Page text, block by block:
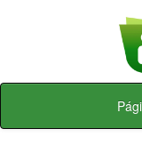
Skip